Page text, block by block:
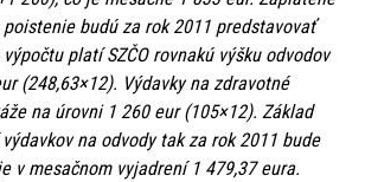
budú za rok 2011 predstavovať
platí SZČO rovnakú výšku odvodov
(248,63×12). Výdavky na zdravotné
na úrovni 1 260 eur (105×12). Základ
na odvody tak za rok 2011 bude
v mesačnom vyjadrení 1 479,37 eura.